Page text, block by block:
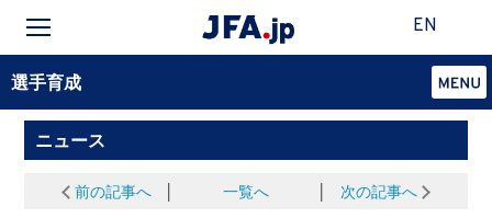
EN
選手育成
ニュース
前の記事へ 一覧へ 次の記事へ